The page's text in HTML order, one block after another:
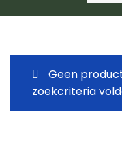
Geen
zoekcriteria